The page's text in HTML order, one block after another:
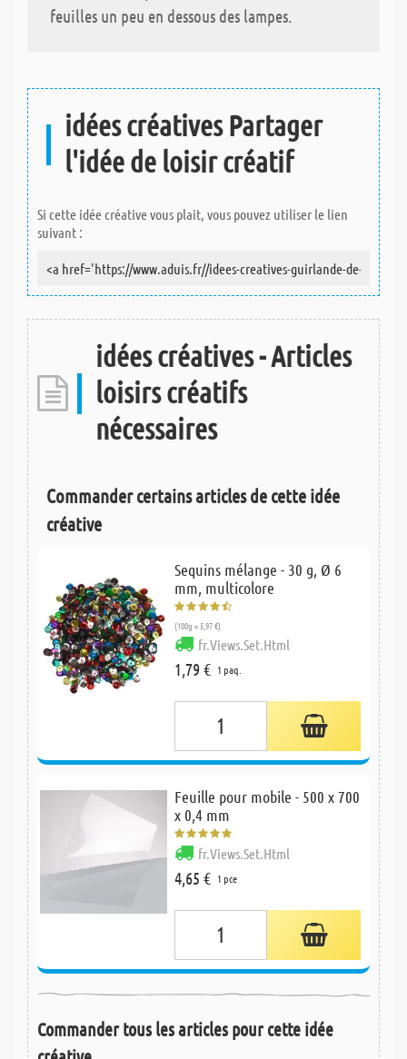
feuilles un peu en dessous des lampes.
idées créatives Partager
l'idée de loisir créatif
Si cette idée créative vous plait, vous pouvez utiliser le lien
suivant :
idées créatives - Articles
loisirs créatifs
nécessaires
Commander certains articles de cette idée
créative
Sequins mélange - 30 g, Ø 6
mm, multicolore
(100g = 5,97 €)
fr.Views.Set.Html
1,79 € 1 paq.
Feuille pour mobile - 500 x 700
x 0,4 mm
fr.Views.Set.Html
4,65 € 1 pce
Commander tous les articles pour cette idée